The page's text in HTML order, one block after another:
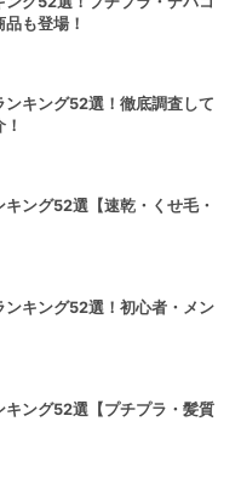
も登場！
キング52選！徹底調査して
ング52選【速乾・くせ毛・
キング52選！初心者・メン
ング52選【プチプラ・髪質